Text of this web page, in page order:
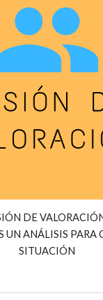
DE
UN ANÁLISIS PARA
SITUACIÓN